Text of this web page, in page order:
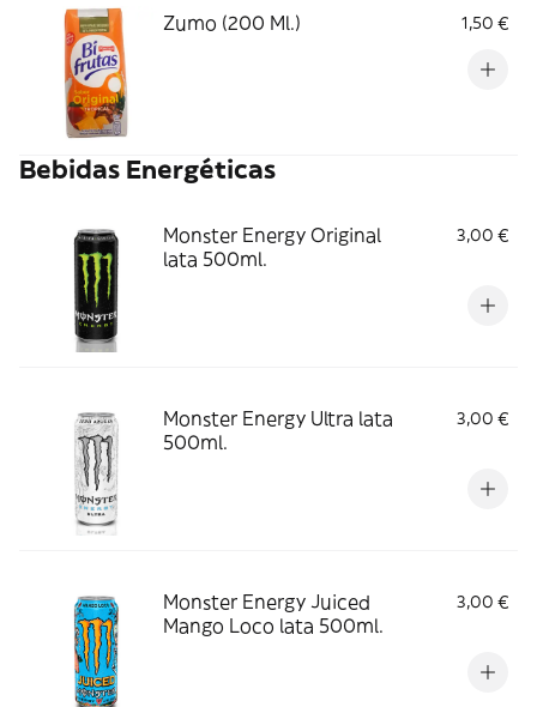
Zumo (200 Ml.) 1,50 €
Bebidas Energéticas
Monster Energy Original
lata 500ml.
3,00 €
Monster Energy Ultra lata
500ml.
3,00 €
Monster Energy Juiced
Mango Loco lata 500ml.
3,00 €